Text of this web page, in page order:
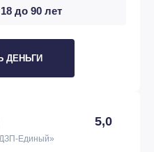
до 90 лет
ДЕНЬГИ
5,0
Единый»